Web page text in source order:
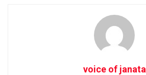
voice of janata